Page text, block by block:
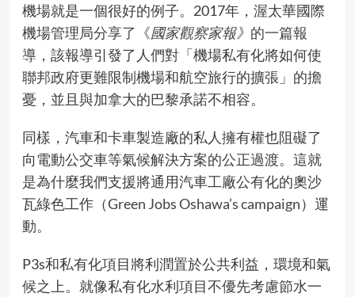
機場就是一個很好的例子。2017年，渥太華國際
機場管理局分享了《國家觀察家報》 的一篇報
導 ，該報導引發了人們對「機場私有化將如何使
聯邦政府更難限制機場和航空旅行的擴張」的擔
憂，並且與加拿大的巴黎承諾不相容。
同樣，汽車和卡車製造廠的私人擁有權也阻礙了
向電動公交車等氣候解決方案的公正過渡。這就
是為什麼我們支援將通用汽車工廠公有化的奧沙
瓦綠色工作（Green Jobs Oshawa’s campaign）運
動。
P3s和私有化項目將利潤置於公共利益，環境和氣
候之上。就像私有化水利項目不優先考慮節水一